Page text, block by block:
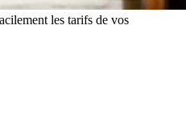
les tarifs de vos